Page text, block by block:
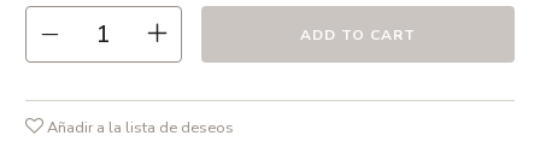
● Recomendamos lavado en frío ó a 30º max. , el uso de
detergentes sin fosfatos y en ciclo delicado.
ADD TO CART
Añadir a la lista de deseos